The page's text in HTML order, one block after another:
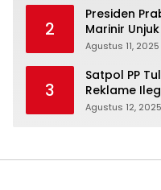
2
Presiden
Marinir
Struktur Baru
Agustus 11, 2025
3
Satpol PP
Reklame
dan Indah
Agustus 12, 2025